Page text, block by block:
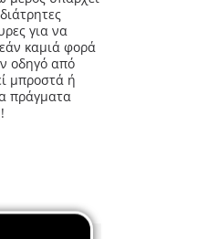
για να
καμιά φορά
οδηγό από
μπροστά ή
πράγματα